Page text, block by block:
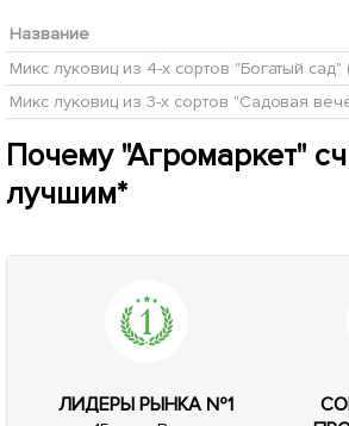
Название
Почему "Агромаркет"
лучшим*
ЛИДЕРЫ РЫНКА №1